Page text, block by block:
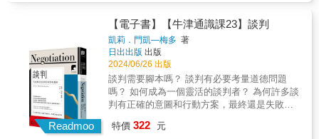
值觀包括：同理、傾聽、尊重、公平、合作、
讓步&hellip;&hellip;等，對於建立良好的溝通關
係，取得成功的談判結果，至關重要。&「看電
影學溝通談判」的七大優勢1.激發潛能聚焦於
觀察、理解和分析電影角色之間的互動，尋找
啟發、創意與靈感。提高對話技巧及增進人際
關係。學習從不同角度看待問題。增進同理心
的語言、非語言和情感表達，並分析其背後的
中關鍵場景深入分析，包括：「角色的人物背
景、性格與能力」、「角色之間的對話」、
「情境的營造」、「心理戰術」等。透過對電
影情節的分析，讓讀者從中學習談判溝通的心
態、技巧、戰術和策略。&2.融合談判理論和溝
通技巧實踐分析電影並提供相關的談判理論和
溝通技巧，將其應用到實際情境中，幫助讀者
更熟悉理論與知識，學會如何在實際談判場景
中應用這些技巧。&3.提供具體示例和練習讓讀
者可以透過模仿電影中的角色或情境，練習和
應用所學的談判溝通技巧，更深入理解並掌握
釋放潛能，改變衝突形式，從毀滅性的爭鬥，
變成富有成果的衝突和有建設性的協商談判，
有創意地轉化看似難以排解的問題，創造意想
不到的全新可能性，找出比解決問題更實際且
可持續的做法，將重點放在「轉化衝突」並精
煉為一句話，寫成如下等式： 創造可能的勝利
3 階 = 走上包廂 + 搭建黃金橋 + 引入第三方
略、獨到的經驗敘事，以及豐富的真實案例，
的目的，掌握雙方的心理攻防，制定戰略，見
招拆招，帶你贏，更帶你得利。 │關於雙贏│
雙贏的真義是大家都感覺自己得到了一點東
西，雙方都覺得自己是贏家，這才是最好的結
果。若雙贏等於均分，那何必學談判呢？學數
學就好了！ │關於底線│ 底線是畫在沙灘上
的，不是刻在石頭上的。與其拚命想探知對方
的底線，想辦法砍到底線，倒不如用更多資訊
說服對方，讓對方自己願意調整底線。 │如何
談薪資│ 不談「薪資」，談「待遇」。把跳槽
（辭職）變成是勞資雙方要共同面對的問題。
習， 來不及看的人，可以馬上用這本書應
急。」──劉必榮 破解談判實戰盲點，把談判變
成可學習的學問， 是一本可以隨身攜帶、立即
可用的談判錦囊！ ● 跳槽、辭職、求職的談判
關鍵為何？ ● 沒籌碼怎麼辦？如何創造籌碼？
● 為什麼說底線其實只是一個迷思？ ● 談判地
點的選擇有什麼訣竅？ ● 就算要讓步，如何讓
得漂亮，讓得有價值？每一次讓步都換東西回
來？ 生活中談判無所不在，不是只有坐下來談
Readmoo
【電子書】【牛津通識課23】談判
凱莉．門凱—梅多 著
日出出版 出版
2024/06/26 出版
談判需要腳本嗎？ 談判有必要考量道德問題
嗎？ 如何成為一個靈活的談判者？ 為何許多談
判有正確的意圖和行動方案，最終還是失敗
一種互動和動態的人類發展過程。談判有不同
特價 322 元